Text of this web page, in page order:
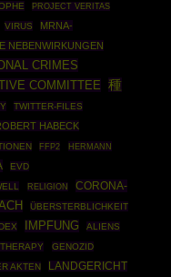
PROJECT VERITAS
VIRUS
MRNA-
NEBENWIRKUNGEN
CRIMES
COMMITTEE
種
TWITTER-FILES
HABECK
FFP2
HERMANN
EVD
RELIGION
CORONA-
ÜBERSTERBLICHKEIT
IMPFUNG ALIENS
GENOZID
AKTEN
LANDGERICHT